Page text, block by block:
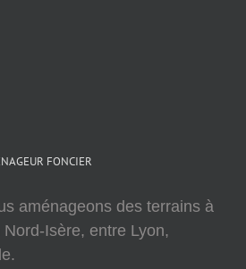
FONCIER
aménageons des terrains à
Isère, entre Lyon,